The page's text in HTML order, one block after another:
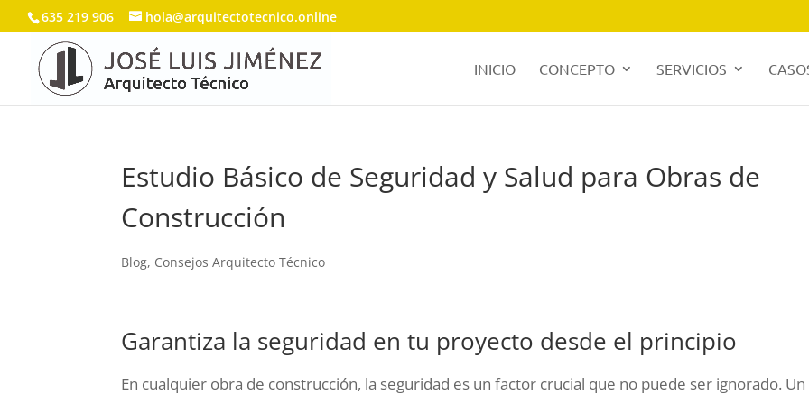
635 219 906 hola@arquitectotecnico.online
INICIO CONCEPTO SERVICIOS
Estudio Básico de Seguridad y Salud para Obras de
Construcción
Blog, Consejos Arquitecto Técnico
Garantiza la seguridad en tu proyecto desde el principio
En cualquier obra de construcción, la seguridad es un factor crucial que no puede ser ignorado. Un